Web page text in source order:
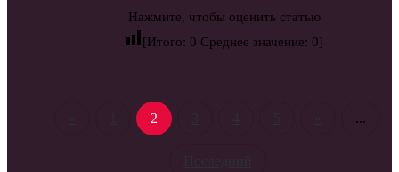
Нажмите, чтобы оценить статью
[Итого: 0 Среднее значение: 0]
2 ...